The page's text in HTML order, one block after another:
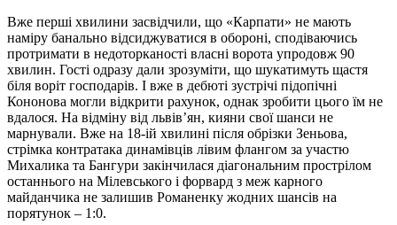
Вже перші хвилини засвідчили, що «Карпати» не мають
наміру банально відсиджуватися в обороні, сподіваючись
протримати в недоторканості власні ворота упродовж 90
хвилин. Гості одразу дали зрозуміти, що шукатимуть щастя
біля воріт господарів. І вже в дебюті зустрічі підопічні
Кононова могли відкрити рахунок, однак зробити цього їм не
вдалося. На відміну від львів’ян, кияни свої шанси не
марнували. Вже на 18-ій хвилині після обрізки Зеньова,
стрімка контратака динамівців лівим флангом за участю
Михалика та Бангури закінчилася діагональним прострілом
останнього на Мілевського і форвард з меж карного
майданчика не залишив Романенку жодних шансів на
порятунок – 1:0.